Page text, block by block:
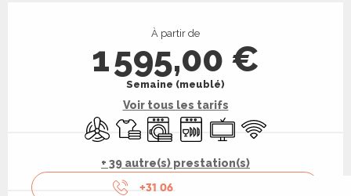
À partir de
1 595,00 €
Semaine (meublé)
Voir tous les tarifs
Air conditionné
Draps et linge
Lave lingeLave vaisselle
Télévision
WiFi
+ 39 autre(s) prestation(s)
+31 06 27 38 33